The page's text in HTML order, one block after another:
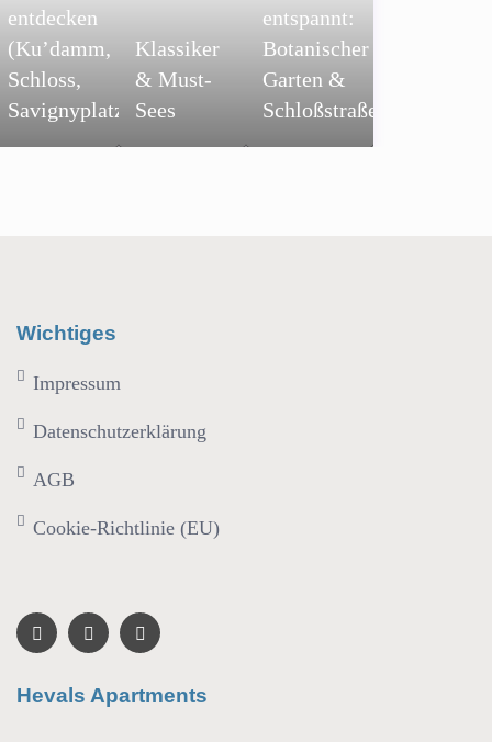
entdecken
(Ku’damm,
Schloss,
Savignyplatz)
Klassiker
& Must-
Sees
entspannt:
Botanischer
Garten &
Schloßstraße
Wichtiges
Impressum
Datenschutzerklärung
AGB
Cookie-Richtlinie (EU)
Hevals Apartments